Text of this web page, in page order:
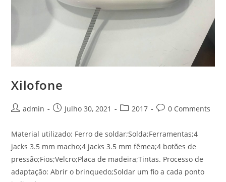
Xilofone
Postadmin
PostJulho 30, 2021
Post2017
Post0 Comments
Material utilizado: Ferro de soldar;Solda;Ferramentas;4
jacks 3.5 mm macho;4 jacks 3.5 mm fêmea;4 botões de
pressão;Fios;Velcro;Placa de madeira;Tintas. Processo de
adaptação: Abrir o brinquedo;Soldar um fio a cada ponto